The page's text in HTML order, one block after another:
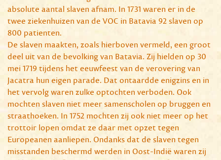
absolute aantal slaven afnam. In 1731 waren er in de
twee ziekenhuizen van de VOC in Batavia 92 slaven op
800 patienten.
De slaven maakten, zoals hierboven vermeld, een groot
deel uit van de bevolking van Batavia. Zij hielden op 30
mei 1719 tijdens het eeuwfeest van de verovering van
Jacatra hun eigen parade. Dat ontaardde enigzins en in
het vervolg waren zulke optochten verboden. Ook
mochten slaven niet meer samenscholen op bruggen en
straathoeken. In 1752 mochten zij ook niet meer op het
trottoir lopen omdat ze daar met opzet tegen
Europeanen aanliepen. Ondanks dat de slaven tegen
misstanden beschermd werden in Oost-Indië waren zij